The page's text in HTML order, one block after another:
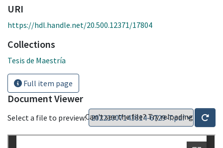
URI
https://hdl.handle.net/20.500.12371/17804
Collections
Tesis de Maestría
Full item page
Document Viewer
Select a file to preview:Can't see the file? Try reloading